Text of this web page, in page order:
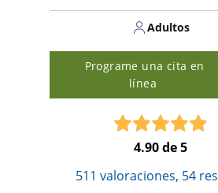
Adultos
Programe una cita en
línea
4.90de 5
511 valoraciones, 54